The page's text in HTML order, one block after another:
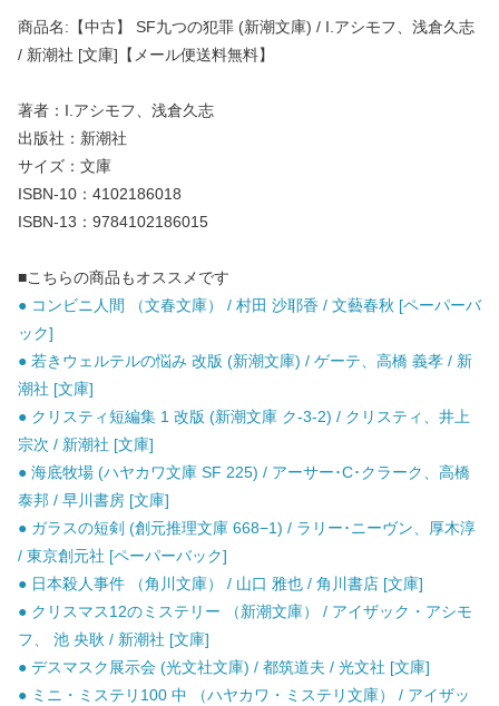
商品名:【中古】 SF九つの犯罪 (新潮文庫) / I.アシモフ、浅倉久志
/ 新潮社 [文庫]【メール便送料無料】
著者：I.アシモフ、浅倉久志
出版社：新潮社
サイズ：文庫
ISBN-10：4102186018
ISBN-13：9784102186015
■こちらの商品もオススメです
● コンビニ人間 （文春文庫） / 村田 沙耶香 / 文藝春秋 [ペーパーバ
ック]
● 若きウェルテルの悩み 改版 (新潮文庫) / ゲーテ、高橋 義孝 / 新
潮社 [文庫]
● クリスティ短編集 1 改版 (新潮文庫 ク-3-2) / クリスティ、井上
宗次 / 新潮社 [文庫]
● 海底牧場 (ハヤカワ文庫 SF 225) / アーサー･C･クラーク、高橋
泰邦 / 早川書房 [文庫]
● ガラスの短剣 (創元推理文庫 668−1) / ラリー･ニーヴン、厚木淳
/ 東京創元社 [ペーパーバック]
● 日本殺人事件 （角川文庫） / 山口 雅也 / 角川書店 [文庫]
● クリスマス12のミステリー （新潮文庫） / アイザック・アシモ
フ、 池 央耿 / 新潮社 [文庫]
● デスマスク展示会 (光文社文庫) / 都筑道夫 / 光文社 [文庫]
● ミニ・ミステリ100 中 （ハヤカワ・ミステリ文庫） / アイザッ